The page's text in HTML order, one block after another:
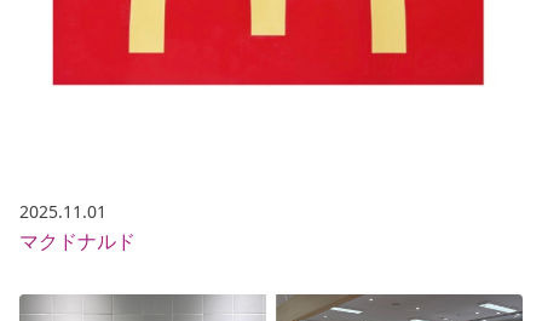
2025.11.01
マクドナルド